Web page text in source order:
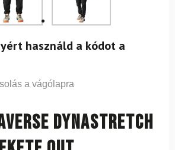
használd a kódot a
a vágólapra
Dynastretch